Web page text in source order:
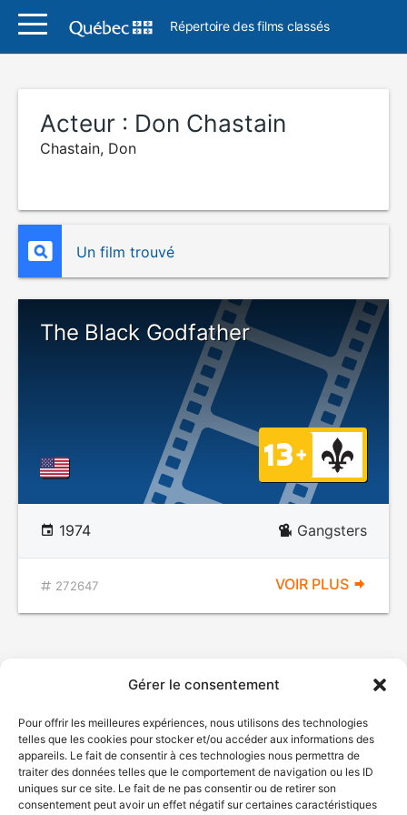
Gérer le consentement
Pour offrir les meilleures expériences, nous utilisons des technologies
telles que les cookies pour stocker et/ou accéder aux informations des
appareils. Le fait de consentir à ces technologies nous permettra de
traiter des données telles que le comportement de navigation ou les ID
uniques sur ce site. Le fait de ne pas consentir ou de retirer son
consentement peut avoir un effet négatif sur certaines caractéristiques
Répertoire des films classés
Acteur : Don Chastain
Chastain, Don
Un film trouvé
The Black Godfather
1974 Gangsters
272647 VOIR PLUS